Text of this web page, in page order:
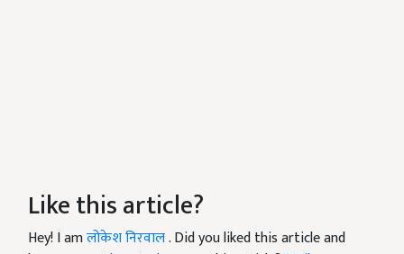
Like this article?
Hey! I amलोकेश निरवाल. Did you liked this article and